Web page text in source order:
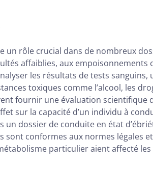
un rôle crucial dans de nombreux
affaiblies, aux
les résultats de tests
toxiques comme l’alcool, les
fournir une évaluation scientifique
sur la capacité d’un individu à
un dossier de conduite en état
sont conformes aux normes légales
particulier aient affecté